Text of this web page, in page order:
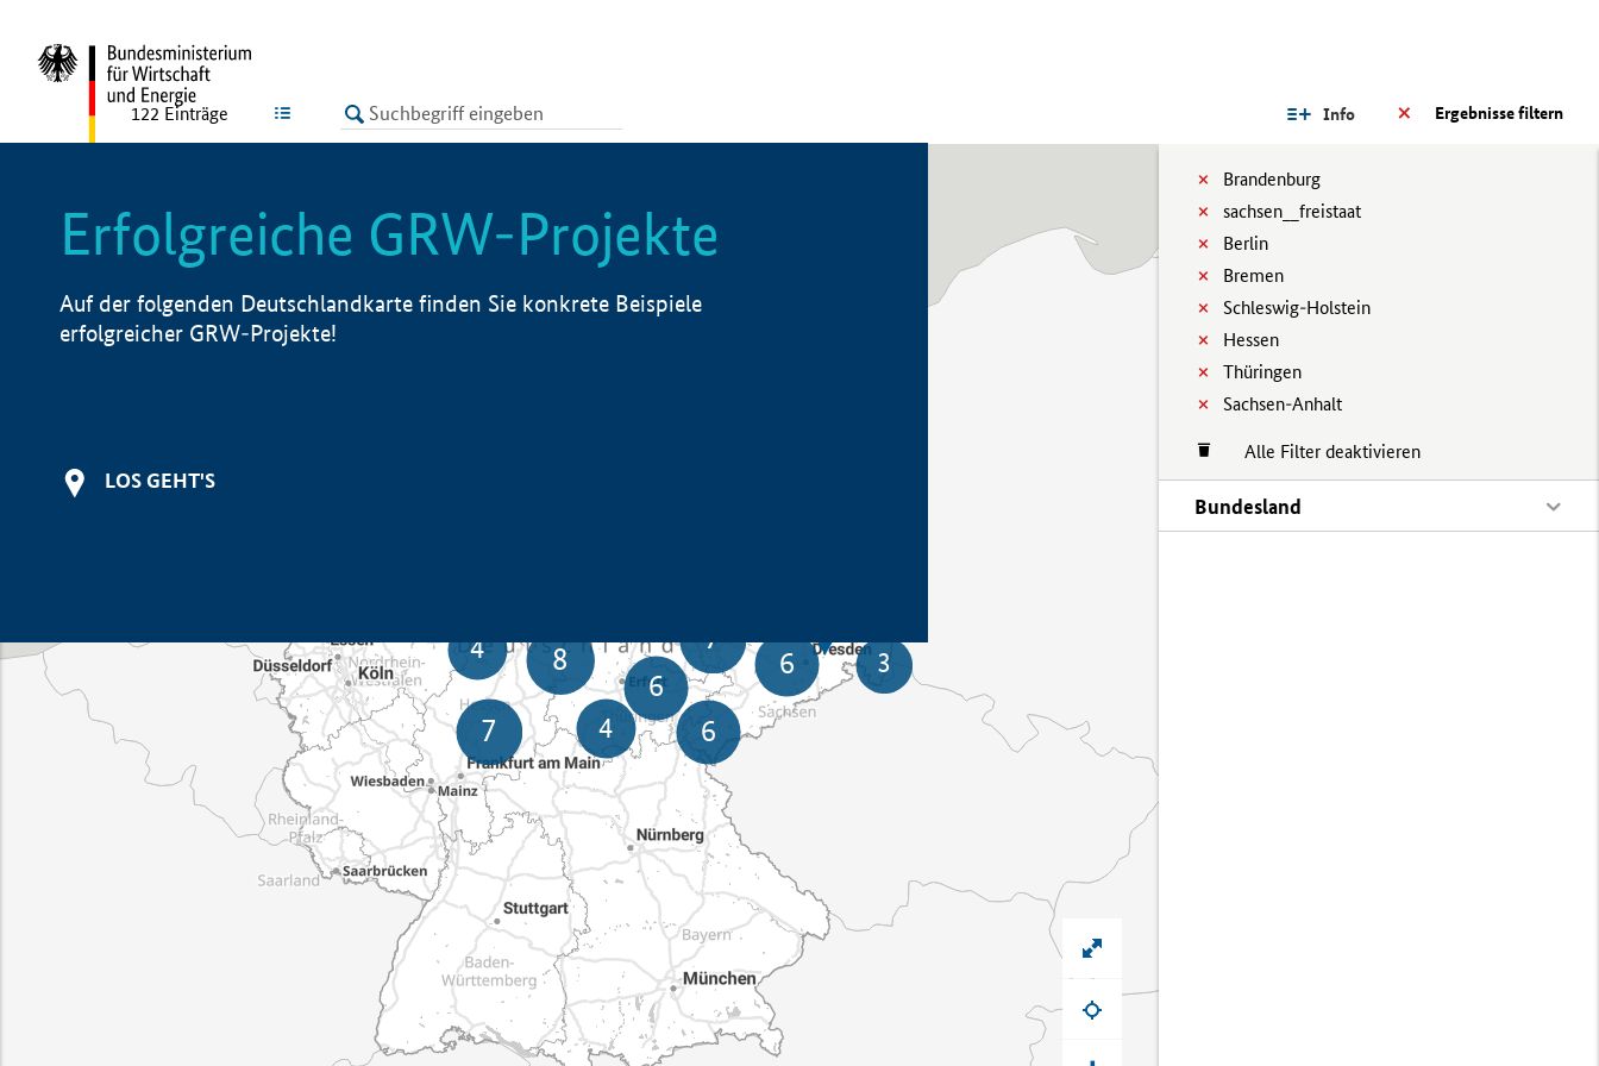
LISTE Ergebnisse filtern
Info
Brandenburg
sachsen__freistaat
Berlin
Bremen
Schleswig-Holstein
Hessen
Thüringen
Sachsen-Anhalt
Alle Filter deaktivieren
Bundesland
122 Einträge
Erfolgreiche GRW-Projekte
Auf der folgenden Deutschlandkarte finden Sie konkrete Beispiele
erfolgreicher GRW-Projekte!
LOS GEHT'S